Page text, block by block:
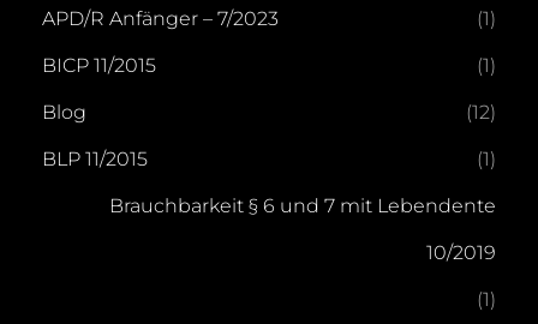
APD/R Anfänger – 7/2023 (1)
BICP 11/2015 (1)
Blog (12)
BLP 11/2015 (1)
Brauchbarkeit § 6 und 7 mit Lebendente
10/2019
(1)